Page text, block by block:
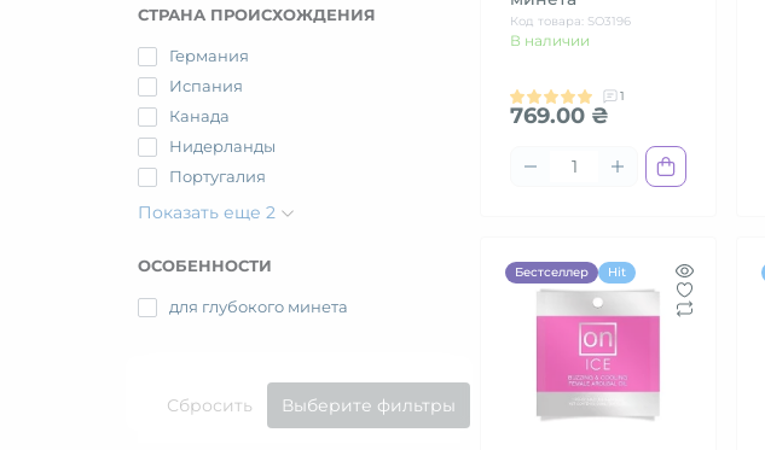
СТРАНА ПРОИСХОЖДЕНИЯ
Германия
Испания
Канада
Нидерланды
Португалия
Показать еще 2
ОСОБЕННОСТИ
для глубокого минета
Сбросить Выберите фильтры
Код товара: SO3196
В наличии
1
769.00 ₴
Бестселлер Hit